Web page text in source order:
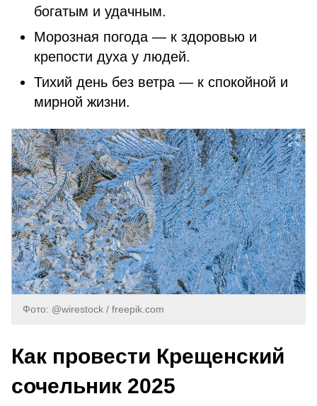
богатым и удачным.
Морозная погода — к здоровью и
крепости духа у людей.
Тихий день без ветра — к спокойной и
мирной жизни.
Фото: @wirestock / freepik.com
Как провести Крещенский
сочельник 2025